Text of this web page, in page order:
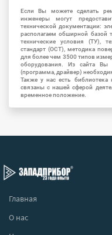
Если Вы можете сделать
инженеры могут
технической документации:
располагаем обширной базой
технические условия (ТУ),
стандарт (ОСТ), методика
для более чем 3500 типов
оборудования. Из сайта
(программа, драйвер)
Также у нас есть библиотека
связаны с нашей сферой
временное положение.
Главная
О нас